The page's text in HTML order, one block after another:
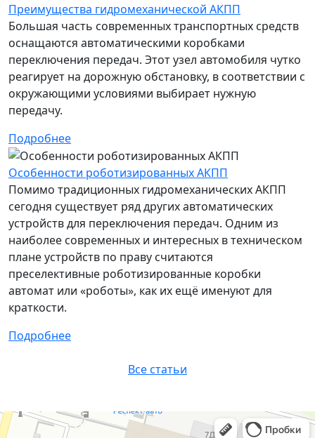
Преимущества гидромеханической АКПП
Большая часть современных транспортных средств
оснащаются автоматическими коробками
переключения передач. Этот узел автомобиля чутко
реагирует на дорожную обстановку, в соответствии с
окружающими условиями выбирает нужную
передачу.
Подробнее
Особенности роботизированных АКПП
Помимо традиционных гидромеханических АКПП
сегодня существует ряд других автоматических
устройств для переключения передач. Одним из
наиболее современных и интересных в техническом
плане устройств по праву считаются
преселективные роботизированные коробки
автомат или «роботы», как их ещё именуют для
краткости.
Подробнее
Все статьи